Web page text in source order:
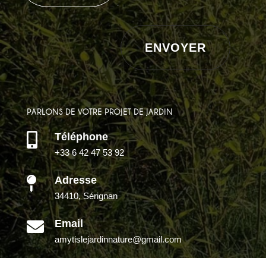
ENVOYER
PARLONS DE VOTRE PROJET DE JARDIN
 Téléphone
+33 6 42 47 53 92
 Adresse
34410, Sérignan
 Email
amytislejardinnature@gmail.com